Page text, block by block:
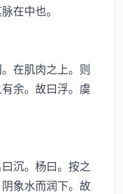
在中也。
在肌肉之上。则
余。故曰浮。虞
沉。杨曰。按之
象水而润下。故